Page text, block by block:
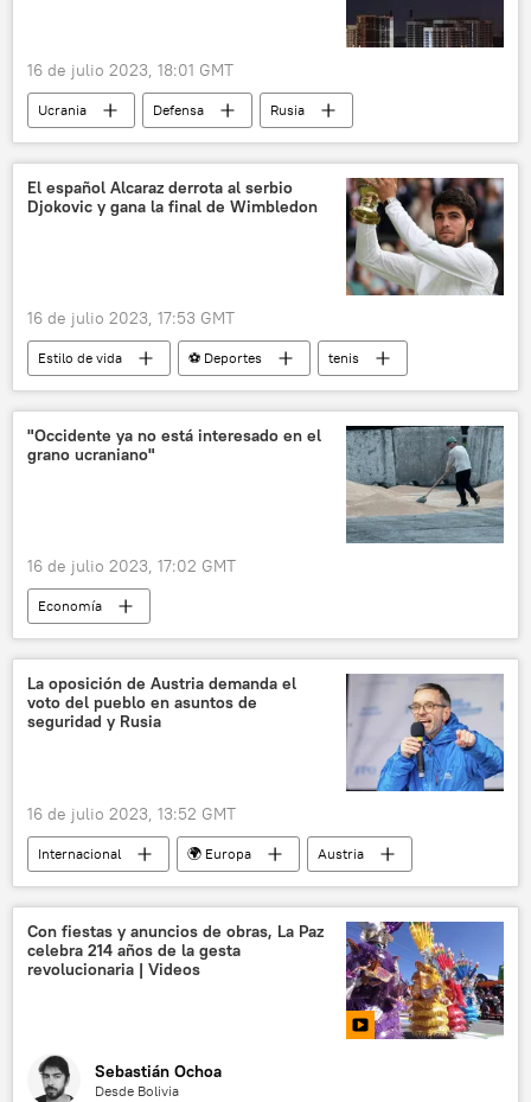
16 de julio 2023, 18:01 GMT
Ucrania Defensa
Rusia
🛡️ Zonas de conflicto
📰 Operación rusa de desmilitarización y desnazificación de Ucrania
defensa aérea
El español Alcaraz derrota al serbio
Djokovic y gana la final de Wimbledon
16 de julio 2023, 17:53 GMT
Estilo de vida ⚽ Deportes
tenis
Wimbledon
Novak Djokovic
Carlos Alcaraz
"Occidente ya no está interesado en el
grano ucraniano"
16 de julio 2023, 17:02 GMT
Economía
📰 El acuerdo alimentario de Estambul
crisis humanitaria
Rusia
🌍 Oriente Medio
Turquía
Ucrania
La oposición de Austria demanda el
voto del pueblo en asuntos de
seguridad y Rusia
16 de julio 2023, 13:52 GMT
Internacional 🌍 Europa
Austria
Karl Nehammer
Rusia política
Con fiestas y anuncios de obras, La Paz
celebra 214 años de la gesta
revolucionaria | Videos
Sebastián Ochoa
Desde Bolivia